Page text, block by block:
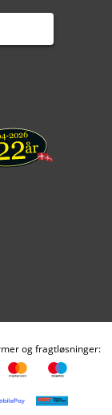
og fragtløsninger: